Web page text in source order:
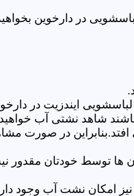
در دارخوین
ایندزیت در
شاهد نشتی آب خواهید
در صورت
ها توسط خودتان
امکان نشت آب وجود